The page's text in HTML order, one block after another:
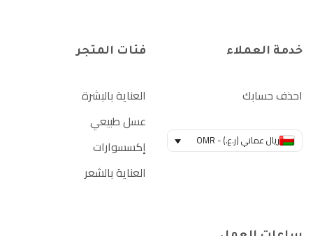
خدمة العملاء
احذف حسابك
ريال عماني (ر.ع.) - OMR
فئات المتجر
العناية بالبشرة
عسل طبيعي
إكسسوارات
العناية بالشعر